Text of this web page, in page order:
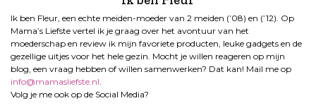
Ik ben Fleur, een echte meiden-moeder van 2 meiden (’08) en (’12). Op
Mama’s Liefste vertel ik je graag over het avontuur van het
moederschap en review ik mijn favoriete producten, leuke gadgets en de
gezellige uitjes voor het hele gezin. Mocht je willen reageren op mijn
blog, een vraag hebben of willen samenwerken? Dat kan! Mail me op
info@mamasliefste.nl
Volg je me ook op de Social Media?